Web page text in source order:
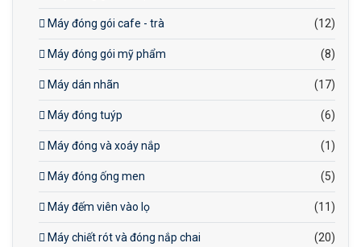
Máy đóng gói cafe - trà (12)
Máy đóng gói mỹ phẩm (8)
Máy dán nhãn (17)
Máy đóng tuýp (6)
Máy đóng và xoáy nắp (1)
Máy đóng ống men (5)
Máy đếm viên vào lọ (11)
Máy chiết rót và đóng nắp chai (20)